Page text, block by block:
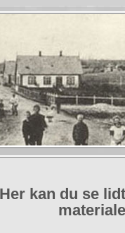
Her kan du se